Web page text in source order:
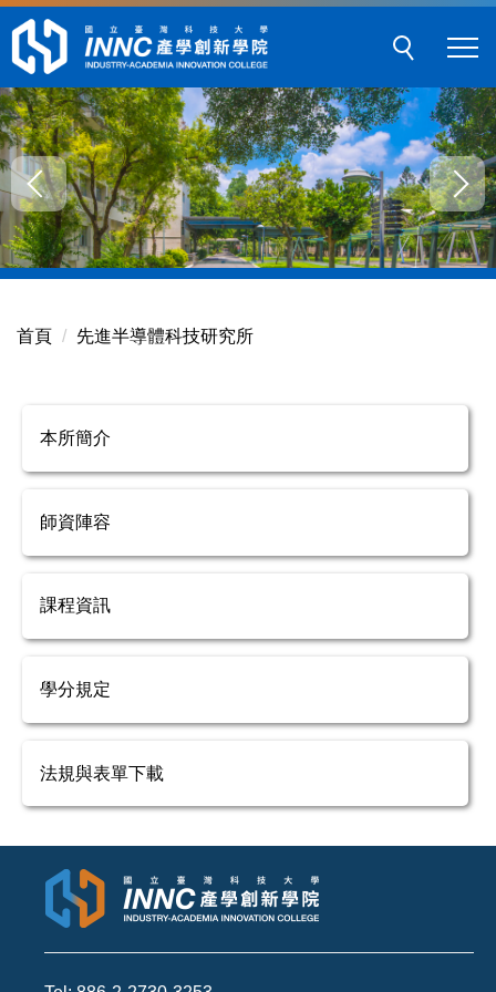
跳
主
要
內
容
區
塊
首頁 先進半導體科技研究所
本所簡介
師資陣容
課程資訊
學分規定
法規與表單下載